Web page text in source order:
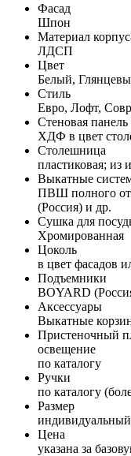
Фасад
Шпон
Материал
ЛДСП
Цвет
Белый,
Стиль
Евро, Лофт,
Стеновая панель
ХДФ в цвет
Столешница
пластиковая; из
Выкатные
ПВШ полного
(Россия) и др.
Сушка для
Хромированная
Цоколь
в цвет фасадов
Подъемники
BOYARD
Аксессуары
Выкатные
Пристеночный
освещение
по каталогу
Ручки
по каталогу
Размер
индивидуальный
Цена
указана за